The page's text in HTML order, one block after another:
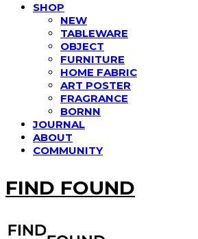
SHOP
NEW
TABLEWARE
OBJECT
FURNITURE
HOME FABRIC
ART POSTER
FRAGRANCE
BORNN
JOURNAL
ABOUT
COMMUNITY
FIND FOUND